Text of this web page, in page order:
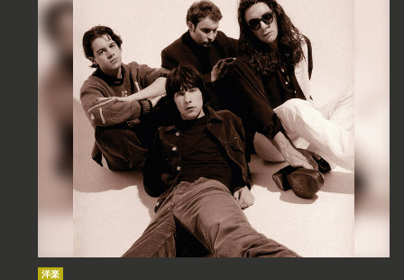
洋楽